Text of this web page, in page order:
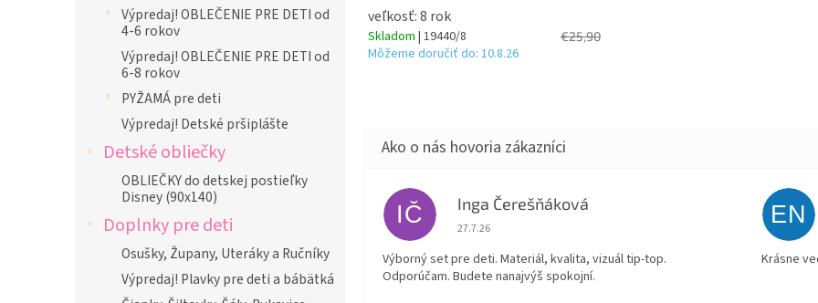
Výpredaj! OBLEČENIE PRE DETI od
4-6 rokov
Výpredaj! OBLEČENIE PRE DETI od
6-8 rokov
PYŽAMÁ pre deti
Výpredaj! Detské pršiplášte
Detské obliečky
OBLIEČKY do detskej postieľky
Disney (90x140)
Doplnky pre deti
Osušky, Župany, Uteráky a Ručníky
Výpredaj! Plavky pre deti a bábätká
veľkosť: 8 rok
Skladom | 19440/8
Môžeme doručiť do: 10.8.26
€25,90
IČ Inga Čerešňáková
Hodnotenie obchodu je 5 z 5 hviezdičiek.
27.7.26
Výborný set pre deti. Materiál, kvalita, vizuál tip-top.
Odporúčam. Budete nanajvýš spokojní.
EN
Krásne